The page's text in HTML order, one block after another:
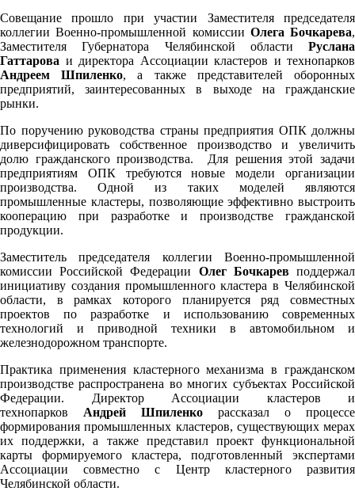
Совещание прошло при участии Заместителя председателя
коллегии Военно-промышленной комиссии Олега Бочкарева,
Заместителя Губернатора Челябинской области Руслана
Гаттарова и директора Ассоциации кластеров и технопарков
Андреем Шпиленко, а также представителей оборонных
предприятий, заинтересованных в выходе на гражданские
рынки.
По поручению руководства страны предприятия ОПК должны
диверсифицировать собственное производство и увеличить
долю гражданского производства. Для решения этой задачи
предприятиям ОПК требуются новые модели организации
производства. Одной из таких моделей являются
промышленные кластеры, позволяющие эффективно выстроить
кооперацию при разработке и производстве гражданской
продукции.
Заместитель председателя коллегии Военно-промышленной
комиссии Российской Федерации Олег Бочкаревподдержал
инициативу создания промышленного кластера в Челябинской
области, в рамках которого планируется ряд совместных
проектов по разработке и использованию современных
технологий и приводной техники в автомобильном и
железнодорожном транспорте.
Практика применения кластерного механизма в гражданском
производстве распространена во многих субъектах Российской
Федерации. Директор Ассоциации кластеров и
технопарков Андрей Шпиленко рассказал о процессе
формирования промышленных кластеров, существующих мерах
их поддержки, а также представил проект функциональной
карты формируемого кластера, подготовленный экспертами
Ассоциации совместно с Центр кластерного развития
Челябинской области.